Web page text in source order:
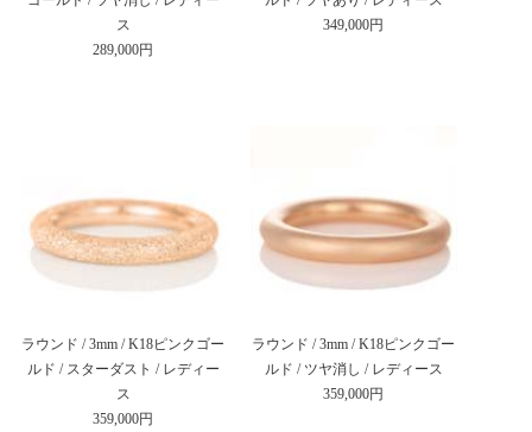
ス
289,000円
349,000円
ラウンド / 3mm / K18ピンクゴー
ルド / スターダスト / レディー
ス
359,000円
ラウンド / 3mm / K18ピンクゴー
ルド / ツヤ消し / レディース
359,000円